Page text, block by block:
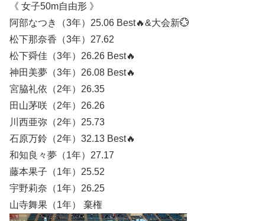
《 女子50m自由形 》
阿部なつき（3年）25.06 Best🔥&大会新💮
松下那奈香（3年）27.62
松下舜佳（3年）26.26 Best🔥
神田美夢（3年）26.08 Best🔥
宮脇礼依（2年）26.35
田山茅咲（2年）26.26
川西亜弥（2年）25.73
石原万鈴（2年）32.13 Best🔥
和知良々夢（1年）27.17
藤本果子（1年）25.52
宇野莉奈（1年）26.25
山寺舞果（1年） 棄権